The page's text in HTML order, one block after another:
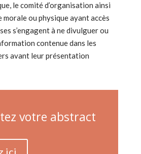
le comité d’organisation ainsi
ou physique ayant accès
s’engagent à ne divulguer ou
contenue dans les
avant leur présentation
votre abstract
ici